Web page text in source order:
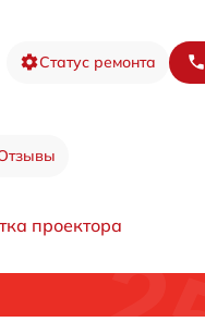
Статус ремонта
проектора